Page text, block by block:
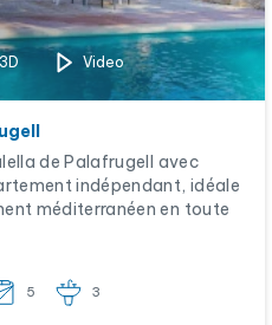
Video
de Palafrugell avec
indépendant, idéale
méditerranéen en toute
5 3